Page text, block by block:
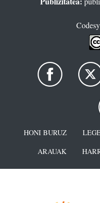
HONI BURUZ
ARAUAK